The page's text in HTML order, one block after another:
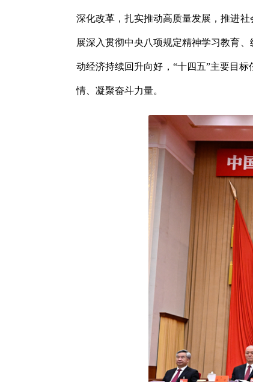
深化改革，扎实推动高质量发展，推进
展深入贯彻中央八项规定精神学习教育
动经济持续回升向好，“十四五”主要目
情、凝聚奋斗力量。